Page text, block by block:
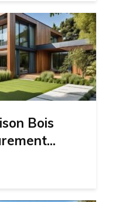
Bois